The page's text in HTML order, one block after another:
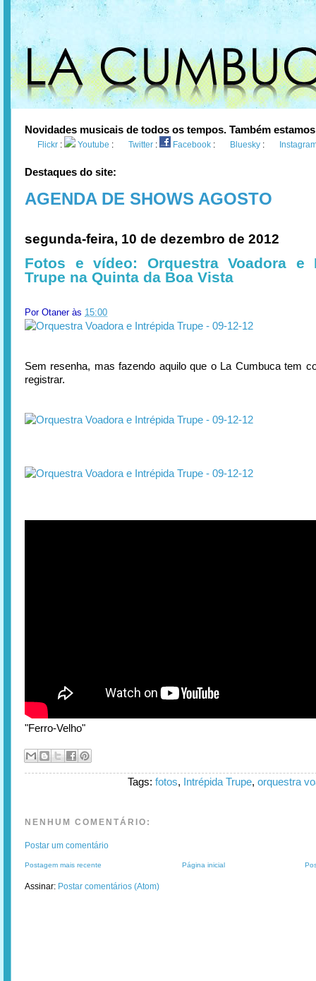
Novidades musicais de todos os tempos. Também
Flickr : Youtube : Twitter : Facebook : Bluesky :
Destaques do site:
AGENDA DE SHOWS AGOSTO
segunda-feira, 10 de dezembro de 2012
Fotos e vídeo: Orquestra Voadora e
Trupe na Quinta da Boa Vista
Por Otaner às 15:00
Sem resenha, mas fazendo aquilo que o La Cumbuca tem
registrar.
"Ferro-Velho"
Tags: fotos, Intrépida Trupe, orquestra
NENHUM COMENTÁRIO:
Postar um comentário
Postagem mais recente Página inicial
Assinar: Postar comentários (Atom)